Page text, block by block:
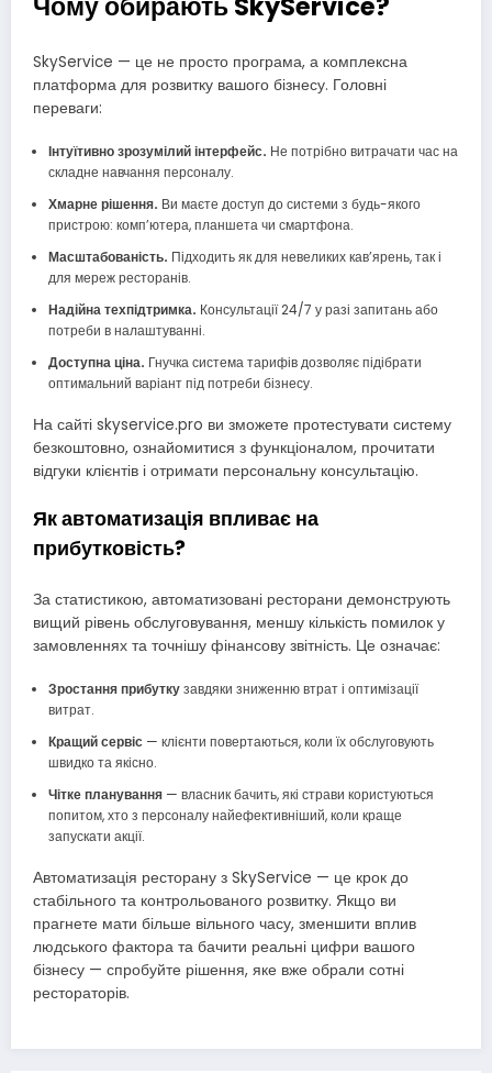
Чому обирають SkyService?
SkyService — це не просто програма, а комплексна
платформа для розвитку вашого бізнесу. Головні
переваги:
Інтуїтивно зрозумілий інтерфейс. Не потрібно витрачати час на
складне навчання персоналу.
Хмарне рішення. Ви маєте доступ до системи з будь-якого
пристрою: комп’ютера, планшета чи смартфона.
Масштабованість. Підходить як для невеликих кав’ярень, так і
для мереж ресторанів.
Надійна техпідтримка. Консультації 24/7 у разі запитань або
потреби в налаштуванні.
Доступна ціна. Гнучка система тарифів дозволяє підібрати
оптимальний варіант під потреби бізнесу.
На сайті skyservice.pro ви зможете протестувати систему
безкоштовно, ознайомитися з функціоналом, прочитати
відгуки клієнтів і отримати персональну консультацію.
Як автоматизація впливає на
прибутковість?
За статистикою, автоматизовані ресторани демонструють
вищий рівень обслуговування, меншу кількість помилок у
замовленнях та точнішу фінансову звітність. Це означає:
Зростання прибуткузавдяки зниженню втрат і оптимізації
витрат.
Кращий сервіс— клієнти повертаються, коли їх обслуговують
швидко та якісно.
Чітке планування— власник бачить, які страви користуються
попитом, хто з персоналу найефективніший, коли краще
запускати акції.
Автоматизація ресторану з SkyService — це крок до
стабільного та контрольованого розвитку. Якщо ви
прагнете мати більше вільного часу, зменшити вплив
людського фактора та бачити реальні цифри вашого
бізнесу — спробуйте рішення, яке вже обрали сотні
рестораторів.